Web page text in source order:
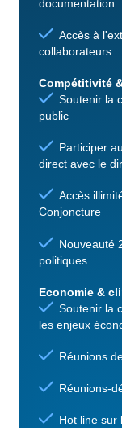
documentation
Accès à
collaborateurs
Compétitivité
Soutenir la
public
Participer
direct avec le
Accès
Conjoncture
Nouveauté
politiques
Economie &
Soutenir la
les enjeux
Réunions
Réunions-
Hot line sur